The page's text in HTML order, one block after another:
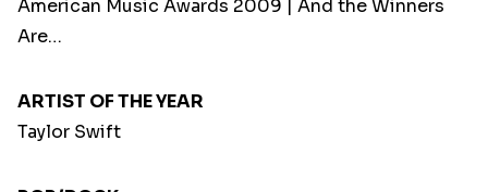
American Music Awards 2009 | And the Winners
Are…
ARTIST OF THE YEAR
Taylor Swift